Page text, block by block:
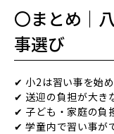
〇まとめ｜
事選び
✔ 小2は習い事を始
✔ 送迎の負担が大き
✔ 子ども・家庭の負
✔ 学童内で習い事が